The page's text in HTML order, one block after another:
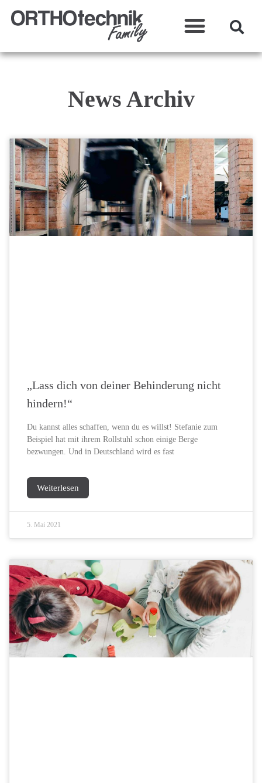
News Archiv
„Lass dich von deiner Behinderung nicht
hindern!“
Du kannst alles schaffen, wenn du es willst! Stefanie zum
Beispiel hat mit ihrem Rollstuhl schon einige Berge
bezwungen. Und in Deutschland wird es fast
Weiterlesen
5. Mai 2021